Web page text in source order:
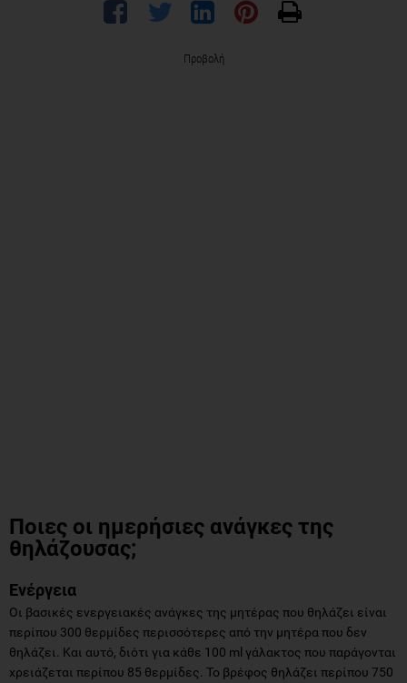
Προβολή
Ποιες οι ημερήσιες ανάγκες της
θηλάζουσας;
Ενέργεια
Οι βασικές ενεργειακές ανάγκες της μητέρας που θηλάζει είναι
περίπου 300 θερμίδες περισσότερες από την μητέρα που δεν
θηλάζει. Και αυτό, διότι για κάθε 100 ml γάλακτος που παράγονται
χρειάζεται περίπου 85 θερμίδες. Το βρέφος θηλάζει περίπου 750